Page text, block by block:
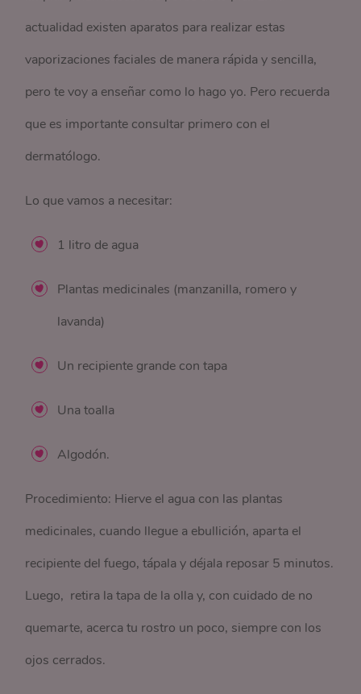
actualidad existen aparatos para realizar estas
vaporizaciones faciales de manera rápida y sencilla,
pero te voy a enseñar como lo hago yo. Pero recuerda
que es importante consultar primero con el
dermatólogo.
Lo que vamos a necesitar:
1 litro de agua
Plantas medicinales (manzanilla, romero y
lavanda)
Un recipiente grande con tapa
Una toalla
Algodón.
Procedimiento: Hierve el agua con las plantas
medicinales, cuando llegue a ebullición, aparta el
recipiente del fuego, tápala y déjala reposar 5 minutos.
Luego, retira la tapa de la olla y, con cuidado de no
quemarte, acerca tu rostro un poco, siempre con los
ojos cerrados.